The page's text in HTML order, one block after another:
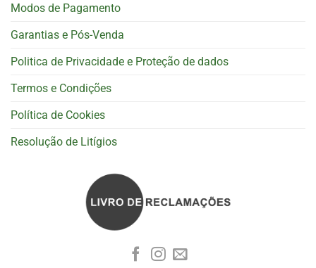
Modos de Pagamento
Garantias e Pós-Venda
Politica de Privacidade e Proteção de dados
Termos e Condições
Política de Cookies
Resolução de Litígios